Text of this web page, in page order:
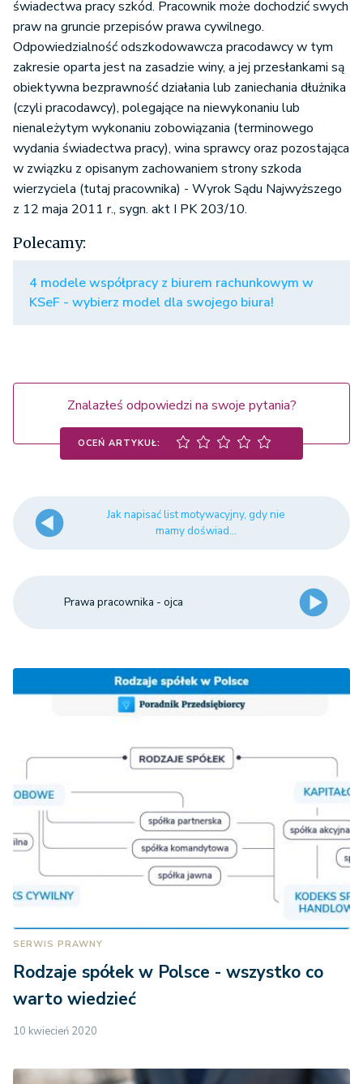
świadectwa pracy szkód. Pracownik może dochodzić swych
praw na gruncie przepisów prawa cywilnego.
Odpowiedzialność odszkodowawcza pracodawcy w tym
zakresie oparta jest na zasadzie winy, a jej przesłankami są
obiektywna bezprawność działania lub zaniechania dłużnika
(czyli pracodawcy), polegające na niewykonaniu lub
nienależytym wykonaniu zobowiązania (terminowego
wydania świadectwa pracy), wina sprawcy oraz pozostająca
w związku z opisanym zachowaniem strony szkoda
wierzyciela (tutaj pracownika) - Wyrok Sądu Najwyższego
z 12 maja 2011 r., sygn. akt I PK 203/10.
Polecamy:
4 modele współpracy z biurem rachunkowym w
KSeF - wybierz model dla swojego biura!
Znalazłeś odpowiedzi na swoje pytania?
OCEŃ ARTYKUŁ:
Jak napisać list motywacyjny, gdy nie
mamy doświad...
Prawa pracownika - ojca
SERWIS PRAWNY
Rodzaje spółek w Polsce - wszystko co
warto wiedzieć
10 kwiecień 2020